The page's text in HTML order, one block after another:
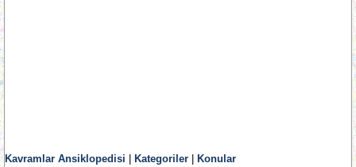
Kavramlar Ansiklopedisi Kategoriler Konular